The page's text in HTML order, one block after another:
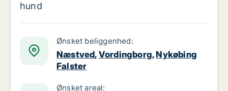
hund
Ønsket beliggenhed:
Næstved, Vordingborg,Nykøbing
Falster
Ønsket areal: